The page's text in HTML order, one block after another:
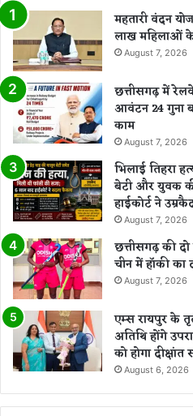
महतारी वंदन
लाख महिलाओं के
August 7, 2026
छत्तीसगढ़ में
आवंटन 24 गुना
काम
August 7, 2026
भिलाई तिहरा
बेटी और युवक
हाईकोर्ट ने
August 7, 2026
छत्तीसगढ़ की
चीन में हॉकी
August 7, 2026
एम्स रायपुर के
अतिथि होंगे
को होगा दीक्षांत
August 6, 2026